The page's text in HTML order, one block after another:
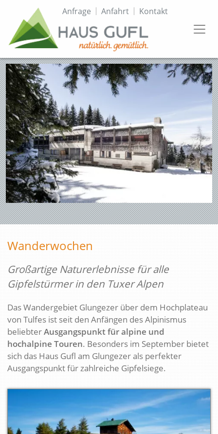
Direkt
Inhalt
TopmenüAnfrage Anfahrt Kontakt
Wanderwochen
Großartige Naturerlebnisse für alle
Gipfelstürmer in den Tuxer Alpen
Das Wandergebiet Glungezer über dem Hochplateau
von Tulfes ist seit den Anfängen des Alpinismus
beliebterAusgangspunkt für alpine und
hochalpine Touren. Besonders im September bietet
sich das Haus Gufl am Glungezer als perfekter
Ausgangspunkt für zahlreiche Gipfelsiege.